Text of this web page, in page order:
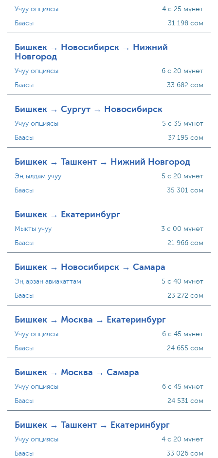
Учуу опциясы
Баасы
4 с 25 мүнөт
31 198 сом
Бишкек → Новосибирск → Нижний
Новгород
Учуу опциясы
Баасы
6 с 20 мүнөт
33 682 сом
Бишкек → Сургут → Новосибирск
Учуу опциясы
Баасы
5 с 35 мүнөт
37 195 сом
Бишкек → Ташкент → Нижний Новгород
Эң ылдам учуу
Баасы
5 с 20 мүнөт
35 301 сом
Бишкек → Екатеринбург
Мыкты учуу
Баасы
3 с 00 мүнөт
21 966 сом
Бишкек → Новосибирск → Самара
Эң арзан авиакаттам
Баасы
5 с 40 мүнөт
23 272 сом
Бишкек → Москва → Екатеринбург
Учуу опциясы
Баасы
6 с 45 мүнөт
24 655 сом
Бишкек → Москва → Самара
Учуу опциясы
Баасы
6 с 45 мүнөт
24 531 сом
Бишкек → Ташкент → Екатеринбург
Учуу опциясы
Баасы
4 с 20 мүнөт
33 026 сом